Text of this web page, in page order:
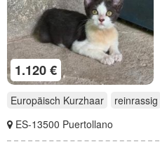
1.120 €
Europäisch Kurzhaar reinrassig
ES-13500 Puertollano